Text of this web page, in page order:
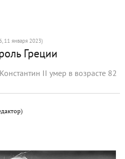
11 января 2023)
Греции
II умер в возрасте 82